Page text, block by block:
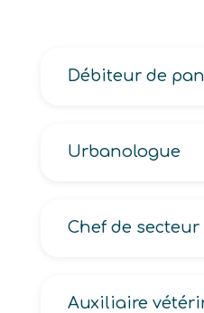
Débiteur de
Urbanologue
Auxiliaire